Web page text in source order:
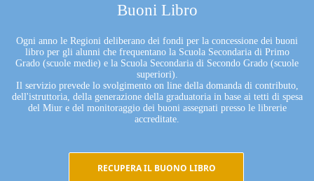
Buoni Libro
Ogni anno le Regioni deliberano dei fondi per la concessione dei buoni
libro per gli alunni che frequentano la Scuola Secondaria di Primo
Grado (scuole medie) e la Scuola Secondaria di Secondo Grado (scuole
superiori).
Il servizio prevede lo svolgimento on line della domanda di contributo,
dell'istruttoria, della generazione della graduatoria in base ai tetti di spesa
del Miur e del monitoraggio dei buoni assegnati presso le librerie
accreditate.
RECUPERA IL BUONO LIBRO